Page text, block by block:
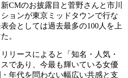
CMのお披露目と菅野さんと市川
ョンが東京ミッドタウンで行な
会としては過去最多の100人を上
。
リースによると「知名・人気・
であり、今最も輝いている女優
年代を問わない幅広い共感と支